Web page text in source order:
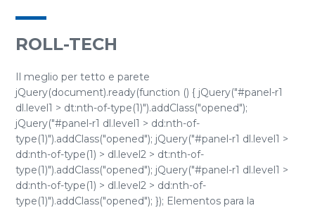
ROLL-TECH
Il meglio per tetto e parete
jQuery(document).ready(function () { jQuery("#panel-r1
dl.level1 > dt:nth-of-type(1)").addClass("opened");
jQuery("#panel-r1 dl.level1 > dd:nth-of-
type(1)").addClass("opened"); jQuery("#panel-r1 dl.level1 >
dd:nth-of-type(1) > dl.level2 > dt:nth-of-
type(1)").addClass("opened"); jQuery("#panel-r1 dl.level1 >
dd:nth-of-type(1) > dl.level2 > dd:nth-of-
type(1)").addClass("opened"); }); Elementos para la